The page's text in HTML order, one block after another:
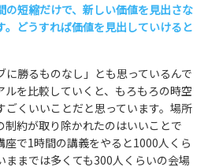
の短縮だけで、新しい価値を見出さな
。どうすれば価値を見出していけると
に勝るものなし」とも思っているんで
を比較していくと、もろもろの時空
ごくいいことだと思っています。場所
制約が取り除かれたのはいいことで
で1時間の講義をやると1000人くら
ままでは多くても300人くらいの会場